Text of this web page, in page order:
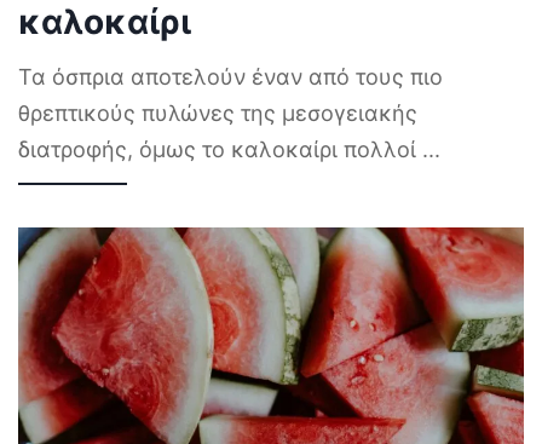
καλοκαίρι
Τα όσπρια αποτελούν έναν από τους πιο
θρεπτικούς πυλώνες της μεσογειακής
διατροφής, όμως το καλοκαίρι πολλοί ...